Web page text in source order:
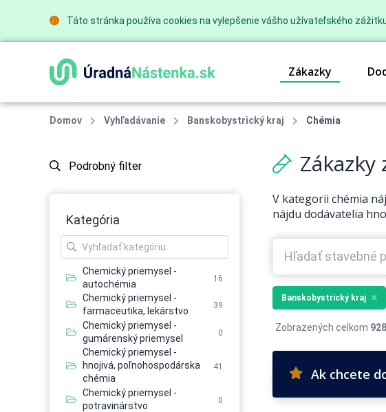
Táto stránka používa cookies na vylepšenie vášho užívateľského
Zákazky
Domov Vyhľadávanie Banskobystrický kraj Chémia
Podrobný filter
Kategória
Chemický priemysel -
autochémia
16
Chemický priemysel -
farmaceutika, lekárstvo
39
Chemický priemysel -
gumárenský priemysel
0
Chemický priemysel -
hnojivá, poľnohospodárska
chémia
41
Chemický priemysel -
potravinárstvo
0
Zákazky
V kategorii chémia
nájdu dodávatelia
Banskobystrický kraj
Zobrazených celkom 928
Ak chcete